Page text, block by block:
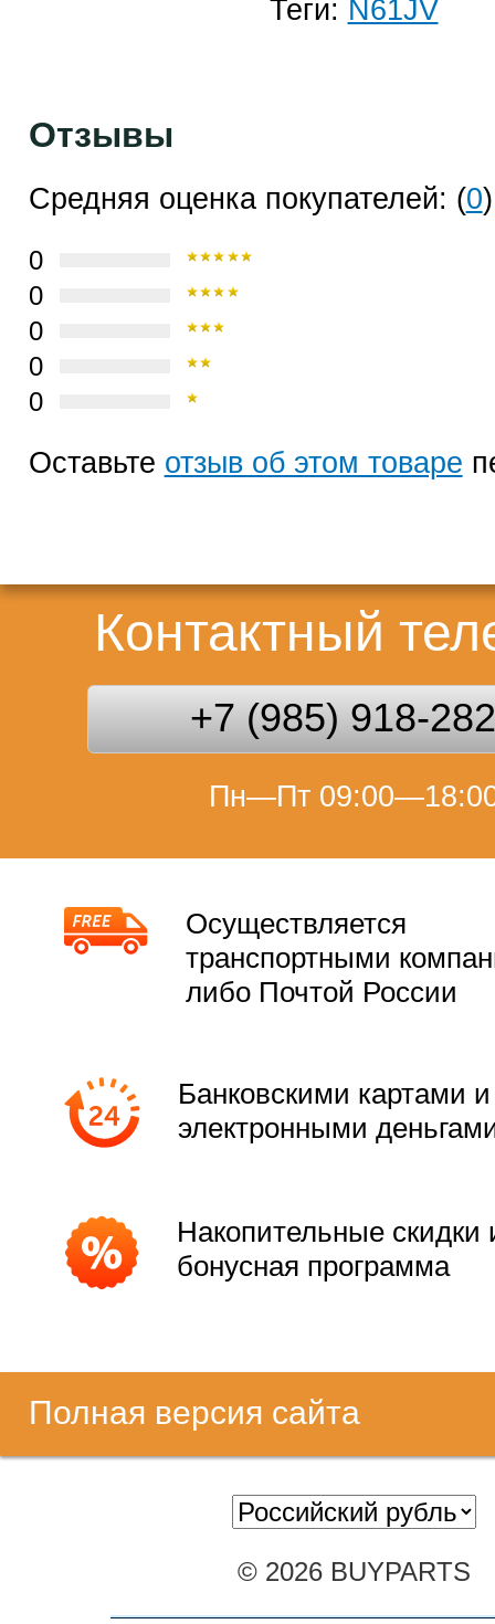
Теги: N61JV
Отзывы
Средняя оценка покупателей: (0)
0
0
0
0
0
Оставьте отзыв об этом товаре
Контактный
+7 (985) 918-
Пн—Пт
Осуществляется
транспортными
либо Почтой России
Банковскими картами и
электронными
Накопительные скидки
бонусная программа
Полная версия сайта
© 2026 BUYPARTS